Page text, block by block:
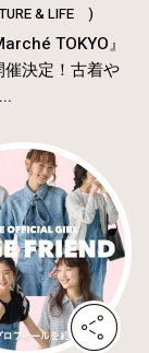
& LIFE )
TOKYO』
決定！古着や